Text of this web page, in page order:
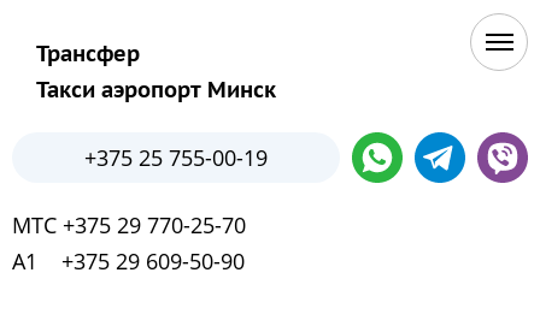
Трансфер
Такси аэропорт Минск
+375 25 755-00-19
МТС +375 29 770-25-70
А1 +375 29 609-50-90